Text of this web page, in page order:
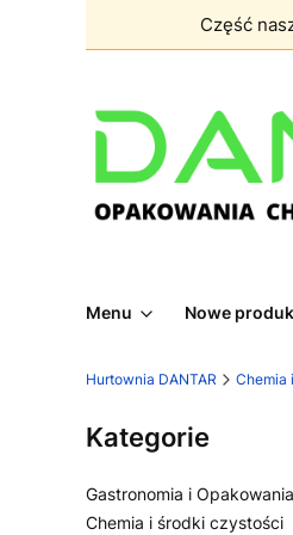
Część
Menu Nowe
Hurtownia DANTAR Chemia
Kategorie
Gastronomia i Opakowania
Chemia i środki czystości